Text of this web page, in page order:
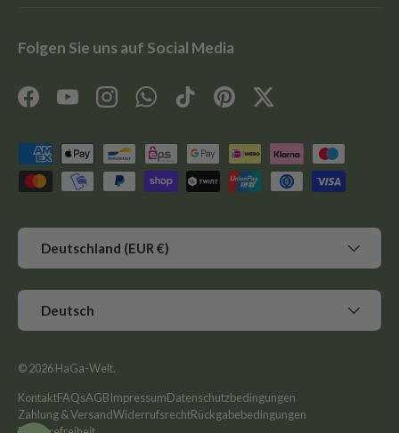
Folgen Sie uns auf Social Media
FacebookYouTubeInstagramWhatsApp
TikTokPinterestTwitter
Zahlungsmethoden
Land/Region
Deutschland (EUR €)
Sprache
Deutsch
© 2026HaGa-Welt.
KontaktFAQsAGBImpressumDatenschutzbedingungen
Zahlung & VersandWiderrufsrechtRückgabebedingungen